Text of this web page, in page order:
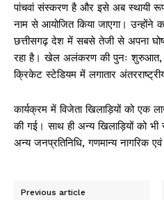
पांचवां संस्करण है और इसे अब स्थायी
नाम से आयोजित किया जाएगा। उन्होंने
छत्तीसगढ़ देश में सबसे तेजी से अपना
रहा है। खेल अलंकरण की पुनः शुरुआत,
क्रिकेट स्टेडियम में लगातार
कार्यक्रम में विजेता खिलाड़ियों को एक
की गई। साथ ही अन्य खिलाड़ियों को
अन्य जनप्रतिनिधि, गणमान्य नागरिक
Previous article